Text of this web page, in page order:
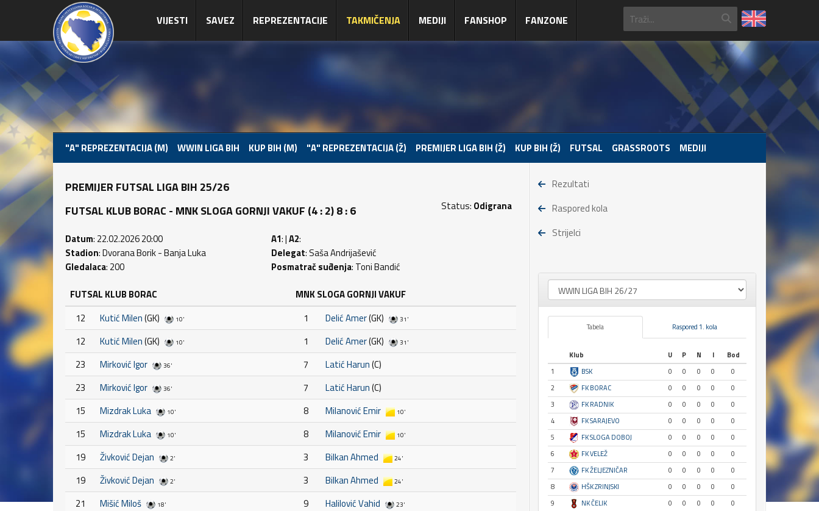
VIJESTI SAVEZ REPREZENTACIJE TAKMIČENJA MEDIJI FANSHOP FANZONE
"A" REPREZENTACIJA (M) WWIN LIGA BIH KUP BIH (M) "A" REPREZENTACIJA (Ž) PREMIJER LIGA BIH (Ž) KUP BIH (Ž) FUTSAL GRASSROOTS MEDIJI
PREMIJER FUTSAL LIGA BIH 25/26
FUTSAL KLUB BORAC - MNK SLOGA GORNJI VAKUF (4 : 2) 8 : 6
Status: Odigrana
Datum: 22.02.2026 20:00
Stadion: Dvorana Borik - Banja Luka
Gledalaca: 200
A1: |A2:
Delegat: Saša Andrijašević
Posmatrač suđenja: Toni Bandić
FUTSAL KLUB BORAC
12
Kutić Milen(GK) 10'
12 Kutić Milen(GK) 10'
23 Mirković Igor 36'
23 Mirković Igor 36'
15 Mizdrak Luka 10'
15 Mizdrak Luka 10'
19 Živković Dejan 2'
19 Živković Dejan 2'
21 Mišić Miloš 18'
MNK SLOGA GORNJI VAKUF
1
Delić Amer(GK) 31'
1 Delić Amer(GK) 31'
7 Latić Harun(C)
7
Latić Harun(C)
8
Milanović Emir 10'
8 Milanović Emir 10'
3 Bilkan Ahmed 24'
3 Bilkan Ahmed 24'
9 Halilović Vahid 23'
Rezultati
Raspored kola
Strijelci
Tabela Raspored 1. kola
Klub U P N I
Bod
1
BSK 0 0 0 0
0
2
FK BORAC 0 0 0 0
0
3
FK RADNIK 0 0 0 0
0
4
FK SARAJEVO 0 0 0 0
0
5
FK SLOGA DOBOJ 0 0 0 0
0
6
FK VELEŽ 0 0 0 0
0
7
FK ŽELJEZNIČAR 0 0 0 0
0
8
HŠK ZRINJSKI 0 0 0 0
0
9
NK ČELIK 0 0 0 0
0